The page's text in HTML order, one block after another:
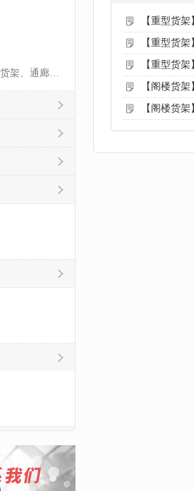
贯通货架、驶入货架、通廊货架
【重型货
【重型货
【重型货
【阁楼货
【阁楼货